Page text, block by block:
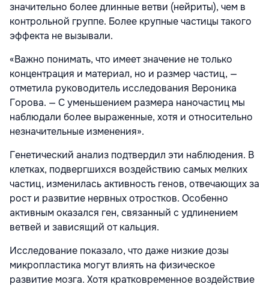
значительно более длинные ветви (нейриты), чем в
контрольной группе. Более крупные частицы такого
эффекта не вызывали.
«Важно понимать, что имеет значение не только
концентрация и материал, но и размер частиц, —
отметила руководитель исследования Вероника
Горова. — С уменьшением размера наночастиц мы
наблюдали более выраженные, хотя и относительно
незначительные изменения».
Генетический анализ подтвердил эти наблюдения. В
клетках, подвергшихся воздействию самых мелких
частиц, изменилась активность генов, отвечающих за
рост и развитие нервных отростков. Особенно
активным оказался ген, связанный с удлинением
ветвей и зависящий от кальция.
Исследование показало, что даже низкие дозы
микропластика могут влиять на физическое
развитие мозга. Хотя кратковременное воздействие